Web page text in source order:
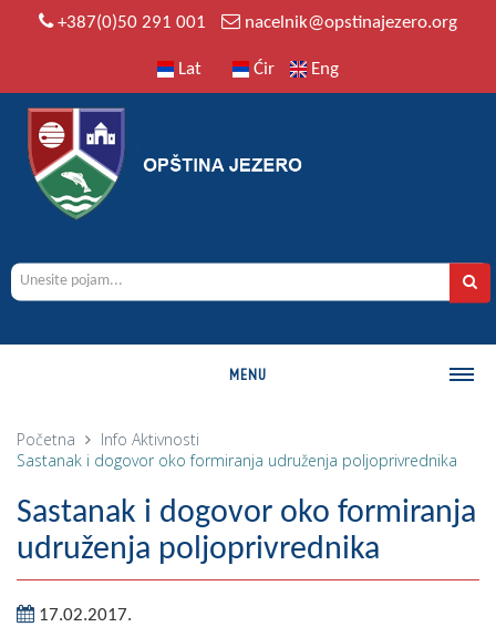
+387(0)50 291 001 nacelnik@opstinajezero.org
Lat Ćir Eng
MENU
O OPŠTINI
Istorija
Geografija
Naseljena mjesta
Početna Info Aktivnosti
Sastanak i dogovor oko formiranja udruženja poljoprivrednika
Sastanak i dogovor oko formiranja
udruženja poljoprivrednika
17.02.2017.